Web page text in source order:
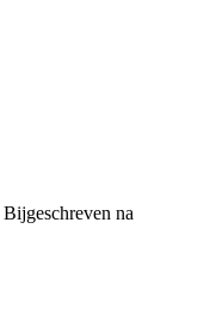
Bijgeschreven na